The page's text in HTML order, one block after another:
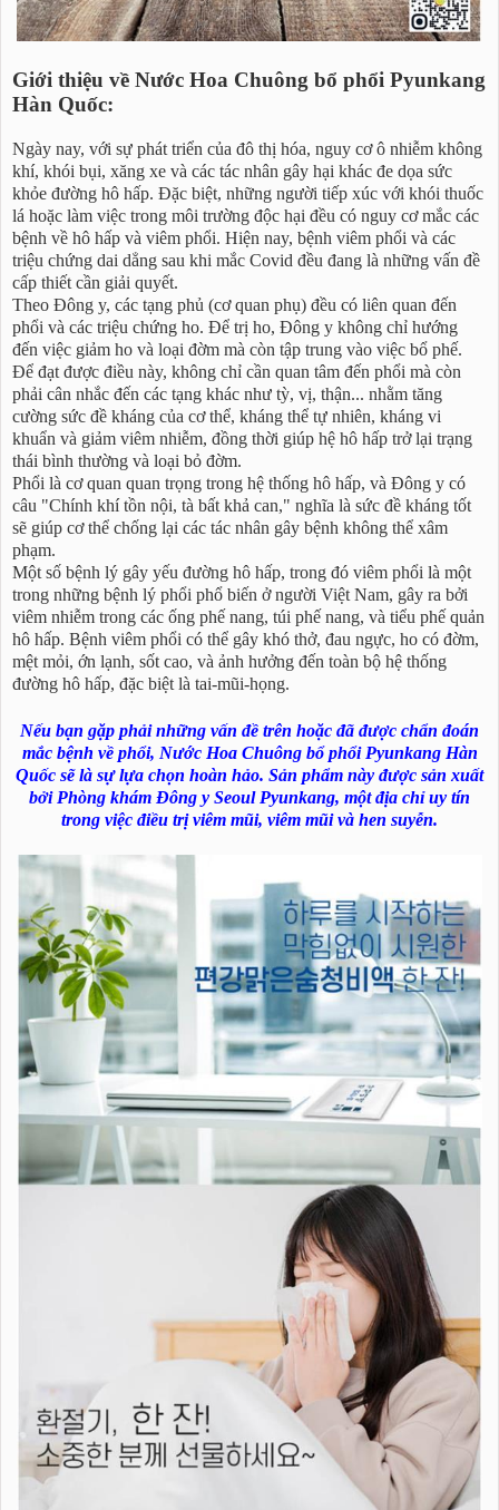
Giới thiệu về Nước Hoa Chuông bổ phổi Pyunkang
Hàn Quốc:
Ngày nay, với sự phát triển của đô thị hóa, nguy cơ ô nhiễm không
khí, khói bụi, xăng xe và các tác nhân gây hại khác đe dọa sức
khỏe đường hô hấp. Đặc biệt, những người tiếp xúc với khói thuốc
lá hoặc làm việc trong môi trường độc hại đều có nguy cơ mắc các
bệnh về hô hấp và viêm phổi. Hiện nay, bệnh viêm phổi và các
triệu chứng dai dẳng sau khi mắc Covid đều đang là những vấn đề
cấp thiết cần giải quyết.
Theo Đông y, các tạng phủ (cơ quan phụ) đều có liên quan đến
phổi và các triệu chứng ho. Để trị ho, Đông y không chỉ hướng
đến việc giảm ho và loại đờm mà còn tập trung vào việc bổ phế.
Để đạt được điều này, không chỉ cần quan tâm đến phổi mà còn
phải cân nhắc đến các tạng khác như tỳ, vị, thận... nhằm tăng
cường sức đề kháng của cơ thể, kháng thể tự nhiên, kháng vi
khuẩn và giảm viêm nhiễm, đồng thời giúp hệ hô hấp trở lại trạng
thái bình thường và loại bỏ đờm.
Phổi là cơ quan quan trọng trong hệ thống hô hấp, và Đông y có
câu "Chính khí tồn nội, tà bất khả can," nghĩa là sức đề kháng tốt
sẽ giúp cơ thể chống lại các tác nhân gây bệnh không thể xâm
phạm.
Một số bệnh lý gây yếu đường hô hấp, trong đó viêm phổi là một
trong những bệnh lý phổi phổ biến ở người Việt Nam, gây ra bởi
viêm nhiễm trong các ống phế nang, túi phế nang, và tiểu phế quản
hô hấp. Bệnh viêm phổi có thể gây khó thở, đau ngực, ho có đờm,
mệt mỏi, ớn lạnh, sốt cao, và ảnh hưởng đến toàn bộ hệ thống
đường hô hấp, đặc biệt là tai-mũi-họng.
Nếu bạn gặp phải những vấn đề trên hoặc đã được chẩn đoán
mắc bệnh về phổi, Nước Hoa Chuông bổ phổi Pyunkang Hàn
Quốc sẽ là sự lựa chọn hoàn hảo. Sản phẩm này được sản xuất
bởi Phòng khám Đông y Seoul Pyunkang, một địa chỉ uy tín
trong việc điều trị viêm mũi, viêm mũi và hen suyễn.